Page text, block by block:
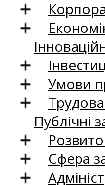
Умови
Трудова
Публічні
Сфера